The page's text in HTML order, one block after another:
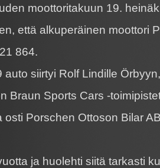
moottoritakuun 19.
että alkuperäinen moottori
864.
auto siirtyi Rolf Lindille
Braun Sports Cars -
osti Porschen Ottoson Bilar
ja huolehti siitä tarkasti